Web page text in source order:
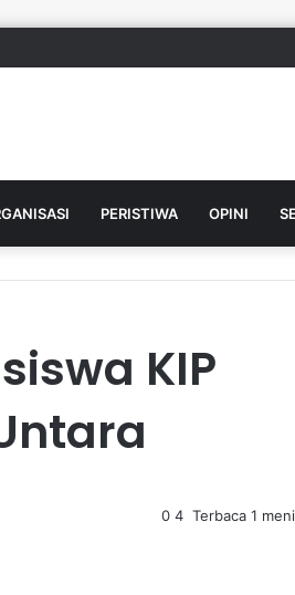
PERISTIWA OPINI
KIP
0 4 Terbaca 1